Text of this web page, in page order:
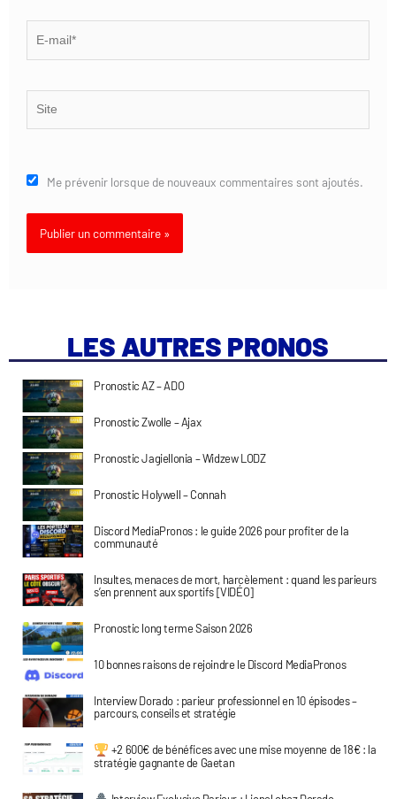
mail*
Me prévenir lorsque de nouveaux commentaires sont ajoutés.
LES AUTRES PRONOS
Pronostic AZ – ADO
Pronostic Zwolle – Ajax
Pronostic Jagiellonia – Widzew LODZ
Pronostic Holywell – Connah
Discord MediaPronos : le guide 2026 pour profiter de la
communauté
Insultes, menaces de mort, harcèlement : quand les parieurs
s’en prennent aux sportifs [VIDÉO]
Pronostic long terme Saison 2026
10 bonnes raisons de rejoindre le Discord MediaPronos
Interview Dorado : parieur professionnel en 10 épisodes –
parcours, conseils et stratégie
+2 600€ de bénéfices avec une mise moyenne de 18€ : la
stratégie gagnante de Gaetan